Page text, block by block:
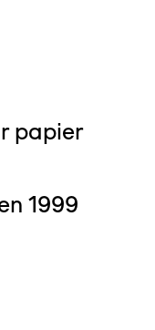
papier
1999